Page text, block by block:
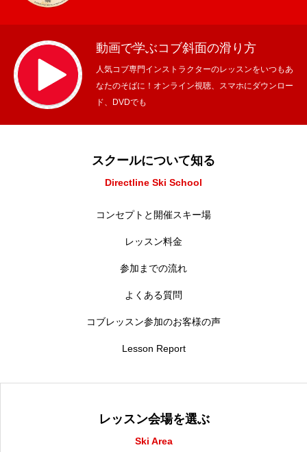
動画で学ぶコブ斜面の滑り方
人気コブ専門インストラクターのレッスンをいつもあ
なたのそばに！オンライン視聴、スマホにダウンロー
ド、DVDでも
スクールについて知る
Directline Ski School
コンセプトと開催スキー場
レッスン料金
参加までの流れ
よくある質問
コブレッスン参加のお客様の声
Lesson Report
レッスン会場を選ぶ
Ski Area